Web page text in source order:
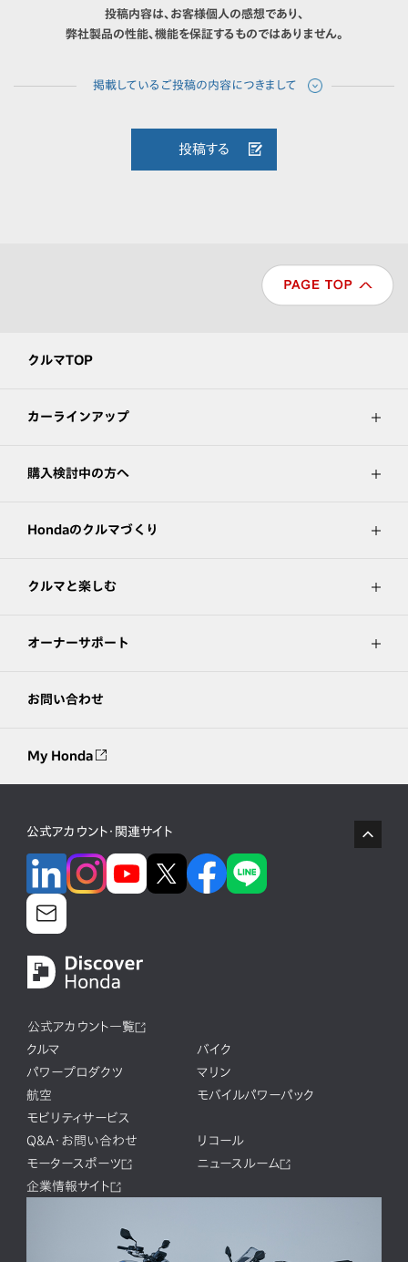
投稿内容は、お客様個人の感想であり、
弊社製品の性能、機能を保証するものではありません。
投稿する
クルマTOP
カーラインアップ
購入検討中の方へ
Hondaのクルマづくり
クルマと楽しむ
オーナーサポート
お問い合わせ
My Honda
公式アカウント・関連サイト
公式アカウント一覧
クルマ
バイク
パワープロダクツ
マリン
航空
モバイルパワーパック
モビリティサービス
Q&A・お問い合わせ
リコール
モータースポーツ
ニュースルーム
企業情報サイト